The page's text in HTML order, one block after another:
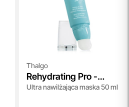
Thalgo
Rehydrating Pro -
Mask
Ultra nawilżająca maska 50 ml